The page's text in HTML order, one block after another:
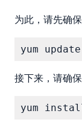
为此，请先确
接下来，请确